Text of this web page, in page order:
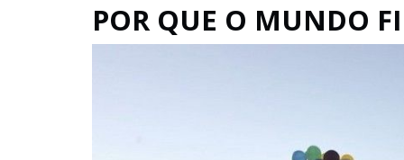
POR QUE O MUNDO